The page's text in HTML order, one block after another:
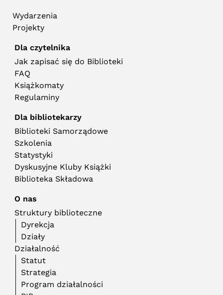
Wydarzenia
Projekty
Dla czytelnika
Jak zapisać się do Biblioteki
FAQ
Książkomaty
Regulaminy
Dla bibliotekarzy
Biblioteki Samorządowe
Szkolenia
Statystyki
Dyskusyjne Kluby Książki
Biblioteka Składowa
O nas
Struktury biblioteczne
Dyrekcja
Działy
Działalność
Statut
Strategia
Program działalności